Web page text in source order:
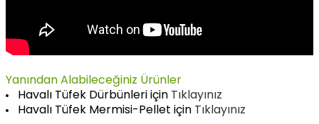
Yanından Alabileceğiniz Ürünler
Havalı Tüfek Dürbünleri için Tıklayınız
Havalı Tüfek Mermisi-Pellet için Tıklayınız